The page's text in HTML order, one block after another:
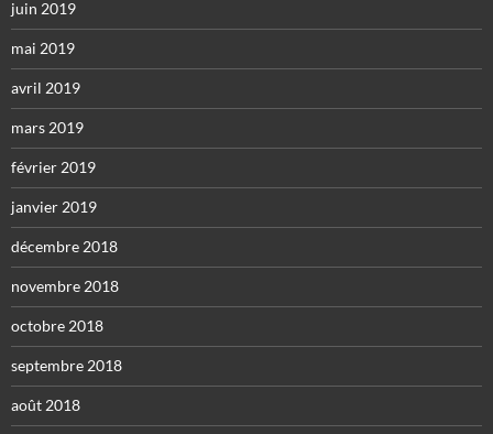
juin 2019
mai 2019
avril 2019
mars 2019
février 2019
janvier 2019
décembre 2018
novembre 2018
octobre 2018
septembre 2018
août 2018